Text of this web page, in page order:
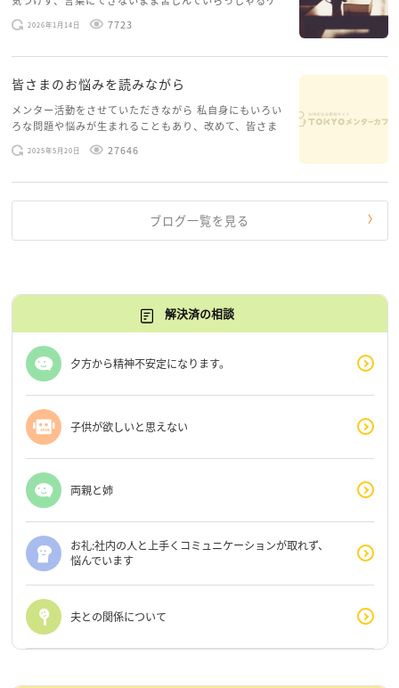
ースがありますお悩みというのは、心の深いところ（深
層心理）に触れることで、まったく違う角度から解決の
2026年1月14日 7723
皆さまのお悩みを読みながら
メンター活動をさせていただきながら 私自身にもいろい
ろな問題や悩みが生まれることもあり、改めて、皆さま
のお悩みを読みながら 「みんな、もがいてる。わたし
だけじゃないんだな」と、逆に励まされるような日々で
2025年5月20日 27646
ブログ一覧を見る
解決済の相談
夕方から精神不安定になります。
子供が欲しいと思えない
両親と姉
お礼:社内の人と上手くコミュニケーションが取れず、
悩んでいます
夫との関係について